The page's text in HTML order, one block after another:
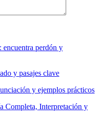
perdón y
y pasajes clave
y ejemplos prácticos
Completa, Interpretación y